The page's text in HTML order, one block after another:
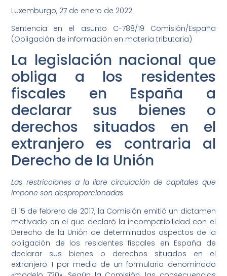
Luxemburgo, 27 de enero de 2022
Sentencia en el asunto C-788/19 Comisión/España
(Obligación de información en materia tributaria)
La legislación nacional que
obliga a los residentes
fiscales en España a
declarar sus bienes o
derechos situados en el
extranjero es contraria al
Derecho de la Unión
Las restricciones a la libre circulación de capitales que
impone son desproporcionadas
El 15 de febrero de 2017, la Comisión emitió un dictamen
motivado en el que declaró la incompatibilidad con el
Derecho de la Unión de determinados aspectos de la
obligación de los residentes fiscales en España de
declarar sus bienes o derechos situados en el
extranjero 1 por medio de un formulario denominado